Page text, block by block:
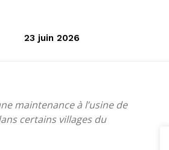
23 juin 2026
maintenance à l’usine de
certains villages du